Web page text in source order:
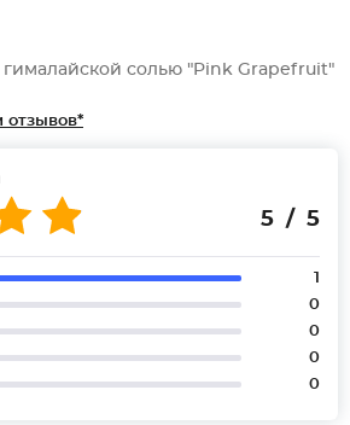
гималайской солью "Pink Grapefruit"
отзывов*
5 / 5
1
0
0
0
0